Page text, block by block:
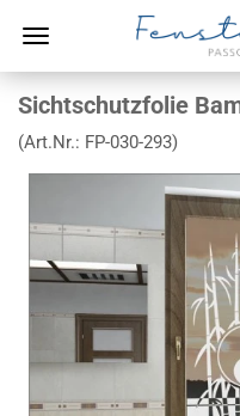
Sichtschutzfolie
(Art.Nr.: FP-030-293)